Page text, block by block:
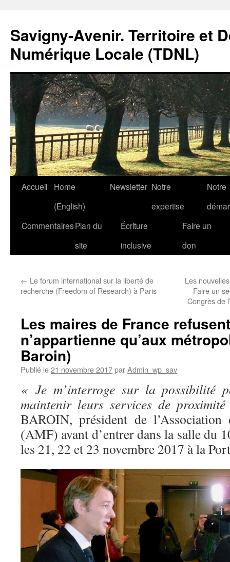
Savigny-Avenir. Territoire et
Numérique Locale (TDNL)
Aller
contenu
Accueil
Home
(English)
Newsletter Notre
expertise
Notre
CommentairesPlan du
site
Écriture
inclusive
Faire un
don
← Le forum international sur la liberté de
recherche (Freedom of Research) à Paris
Les
Faire un
Congrès de
Les maires de France
n’appartienne qu’aux
Baroin)
Publié le21 novembre 2017parAdmin_wp_sav
« Je m’interroge sur la possibilité
maintenir leurs services de
BAROIN, président de l’Association
(AMF) avant d’entrer dans la salle du
les 21, 22 et 23 novembre 2017 à la